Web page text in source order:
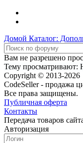
Домой Каталог:
Вам не разрешено
Тему просматривают:
Copyright © 2013-2026
CodeSeller - продажа
Все права защищены.
Публичная оферта
Контакты
Передача товаров
Авторизация